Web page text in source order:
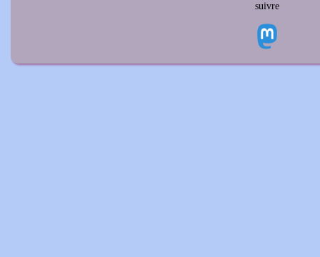
suivre